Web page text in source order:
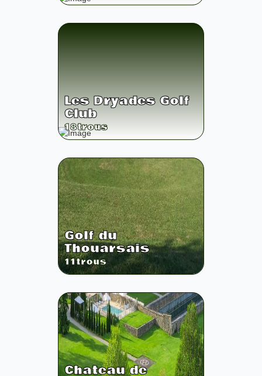
Les Dryades Golf
Club
18trous
Golf du
Thouarsais
11trous
Chateau de